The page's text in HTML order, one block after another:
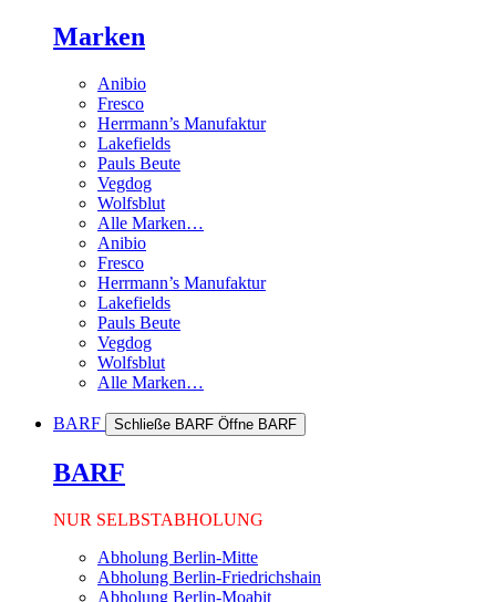
Marken
Anibio
Fresco
Herrmann’s Manufaktur
Lakefields
Pauls Beute
Vegdog
Wolfsblut
Alle Marken…
Anibio
Fresco
Herrmann’s Manufaktur
Lakefields
Pauls Beute
Vegdog
Wolfsblut
Alle Marken…
BARF Schließe BARF Öffne BARF
BARF
NUR SELBSTABHOLUNG
Abholung Berlin-Mitte
Abholung Berlin-Friedrichshain
Abholung Berlin-Moabit